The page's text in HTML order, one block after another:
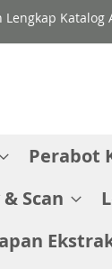
Lengkap
Perabot
Scan